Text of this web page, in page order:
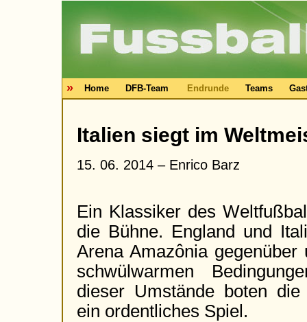
» Home DFB-Team Endrunde Teams
Italien siegt im
15. 06. 2014 – Enrico Barz
Ein Klassiker des
die Bühne. England und
Arena Amazônia
schwülwarmen
dieser Umstände boten
ein ordentliches Spiel.